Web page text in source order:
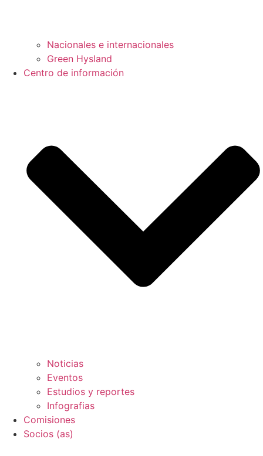
Nacionales e internacionales
Green Hysland
Centro de información
Noticias
Eventos
Estudios y reportes
Infografias
Comisiones
Socios (as)